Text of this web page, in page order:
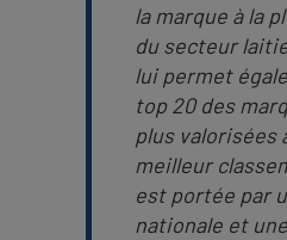
la marque à la
du secteur
lui permet
top 20 des
plus valorisées
meilleur
est portée par
nationale et